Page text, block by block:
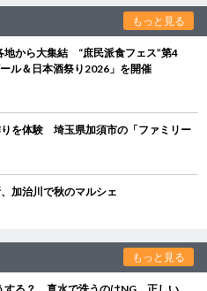
もっと見る
地から大集結 “庶民派食フェス”第4
ル＆日本酒祭り2026」を開催
を体験 埼玉県加須市の「ファミリー
加治川で秋のマルシェ
もっと見る